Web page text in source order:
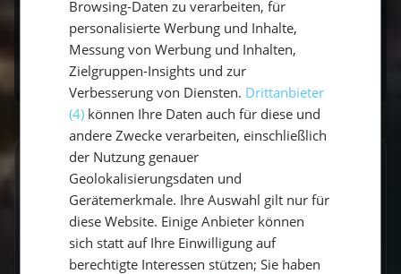
dein Abenteuer auf dem Meer sicherlich ein
unvergessliches Erlebnis.
GESCHRIEBEN VON
Claudia Grubert
Travel Influencerin & Segel-Expertin
Browsing-Daten zu verarbeiten, für
personalisierte Werbung und Inhalte,
Messung von Werbung und Inhalten,
Zielgruppen-Insights und zur
Verbesserung von Diensten. Drittanbieter
(4) können Ihre Daten auch für diese und
andere Zwecke verarbeiten, einschließlich
der Nutzung genauer
Geolokalisierungsdaten und
Gerätemerkmale. Ihre Auswahl gilt nur für
diese Website. Einige Anbieter können
sich statt auf Ihre Einwilligung auf
berechtigte Interessen stützen; Sie haben